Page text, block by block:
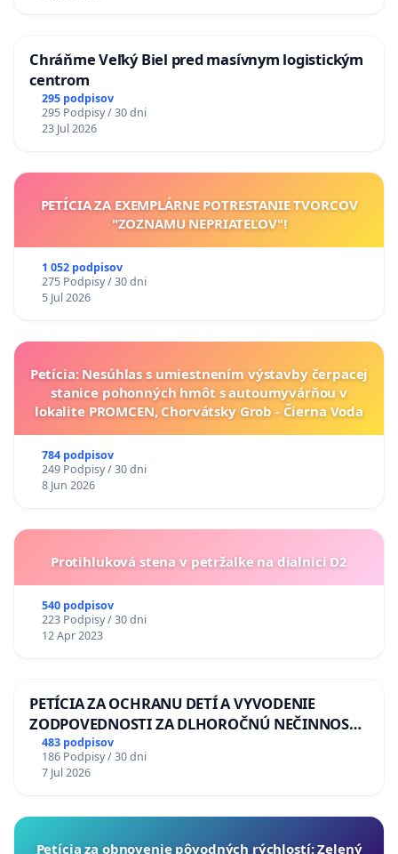
Chráňme Veľký Biel pred masívnym logistickým
centrom
295 podpisov
295 Podpisy / 30 dni
23 Jul 2026
PETÍCIA ZA EXEMPLÁRNE POTRESTANIE TVORCOV
"ZOZNAMU NEPRIATEĽOV"!
1 052 podpisov
275 Podpisy / 30 dni
5 Jul 2026
Petícia: Nesúhlas s umiestnením výstavby čerpacej
stanice pohonných hmôt s autoumyvárňou v
lokalite PROMCEN, Chorvátsky Grob - Čierna Voda
784 podpisov
249 Podpisy / 30 dni
8 Jun 2026
Protihluková stena v petržalke na dialnici D2
540 podpisov
223 Podpisy / 30 dni
12 Apr 2023
PETÍCIA ZA OCHRANU DETÍ A VYVODENIE
ZODPOVEDNOSTI ZA DLHOROČNÚ NEČINNOSŤ
A ZLYHANIE ŠTÁTU
483 podpisov
186 Podpisy / 30 dni
7 Jul 2026
​Petícia za obnovenie pôvodných rýchlostí: Zelený